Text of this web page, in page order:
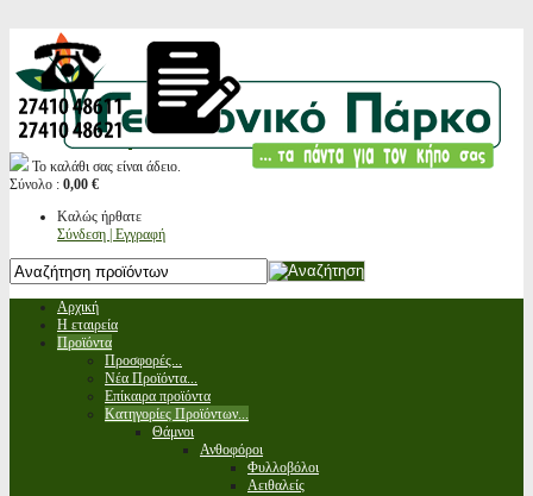
Το καλάθι σας είναι άδειο.
Σύνολο : 0,00 €
Καλώς ήρθατε
Σύνδεση | Εγγραφή
Αρχική
Η εταιρεία
Προϊόντα
Προσφορές...
Νέα Προϊόντα...
Επίκαιρα προϊόντα
Κατηγορίες Προϊόντων...
Θάμνοι
Ανθοφόροι
Φυλλοβόλοι
Αειθαλείς